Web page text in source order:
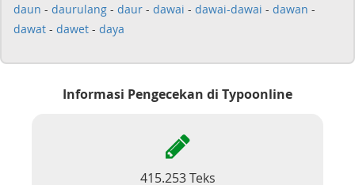
daun - daurulang - daur - dawai - dawai-dawai - dawan -
dawat - dawet - daya
Informasi Pengecekan di Typoonline
415.253 Teks